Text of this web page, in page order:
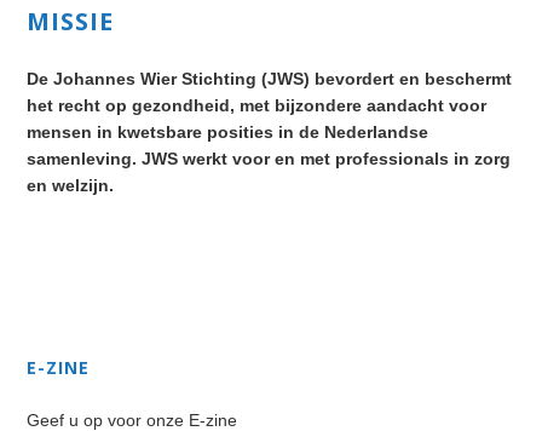
Primary
MISSIE
De Johannes Wier Stichting (JWS) bevordert en beschermt
het recht op gezondheid, met bijzondere aandacht voor
mensen in kwetsbare posities in de Nederlandse
samenleving. JWS werkt voor en met professionals in zorg
en welzijn.
E-ZINE
Geef u op voor onze E-zine